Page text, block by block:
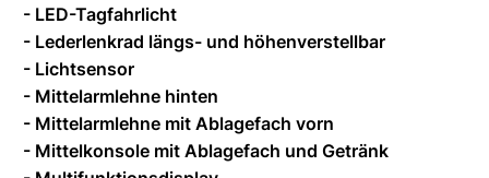
- LED-Tagfahrlicht
- Lederlenkrad längs- und höhenverstellbar
- Lichtsensor
- Mittelarmlehne hinten
- Mittelarmlehne mit Ablagefach vorn
- Mittelkonsole mit Ablagefach und Getränk